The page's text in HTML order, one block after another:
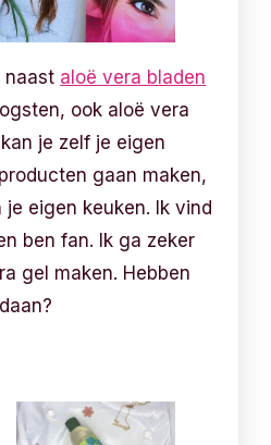
naast aloë vera bladen
ook aloë vera
je zelf je eigen
gaan maken,
eigen keuken. Ik vind
ben fan. Ik ga zeker
gel maken. Hebben